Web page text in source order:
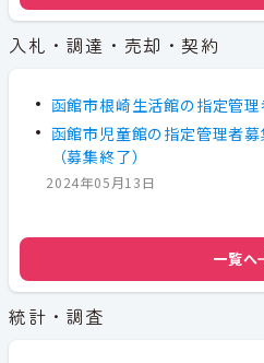
入札・調達・売却・契約
函館市根崎生活館の指定管
函館市児童館の指定管理者募
（募集終了）
2024年05月13日
一覧へ
統計・調査